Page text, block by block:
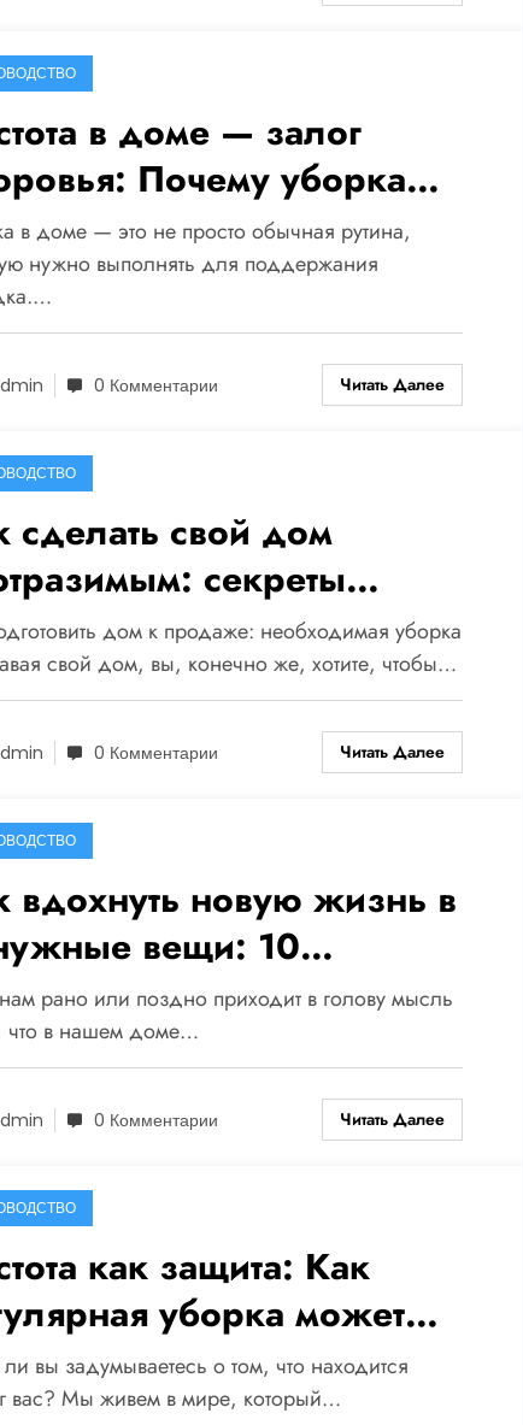
в доме — залог
Почему уборка
для благополучия
семьи
в доме — это не просто обычная рутина,
нужно выполнять для поддержания
0 Комментарии Читать Далее
сделать свой дом
секреты
уборки перед
дом к продаже: необходимая уборка
свой дом, вы, конечно же, хотите, чтобы…
0 Комментарии Читать Далее
вдохнуть новую жизнь в
вещи: 10
способов
ваш дом!
рано или поздно приходит в голову мысль
что в нашем доме…
0 Комментарии Читать Далее
как защита: Как
уборка может
болезни
ли вы задумываетесь о том, что находится
вас? Мы живем в мире, который…